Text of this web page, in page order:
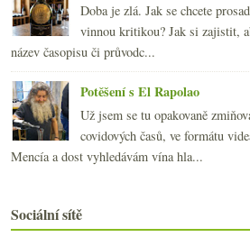
Doba je zlá. Jak se chcete
vinnou kritikou? Jak si zajistit,
název časopisu či průvodc...
Potěšení s El Rapolao
Už jsem se tu opakovaně
covidových časů, ve formátu
Mencía a dost vyhledávám vína hla...
Sociální sítě